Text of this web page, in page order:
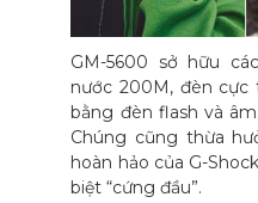
GM-5600 sở hữu
nước 200M, đèn
bằng đèn flash và
Chúng cũng thừa
hoàn hảo của G-
biệt “cứng đầu”.